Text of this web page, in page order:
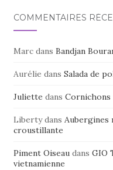
COMMENTAIRES
Marcdans Bandjan
Aurélie dans Salada de
Juliette dans Cornichons
Libertydans Aubergines
croustillante
Piment Oiseaudans GIO
vietnamienne